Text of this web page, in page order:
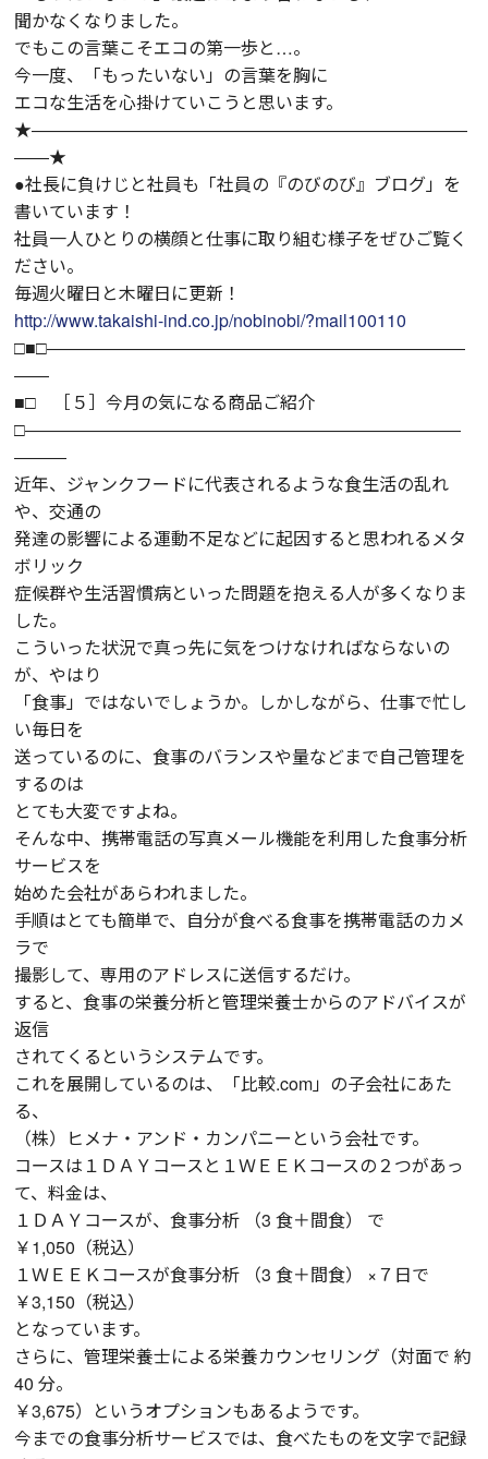
聞かなくなりました。
でもこの言葉こそエコの第一歩と…。
今一度、「もったいない」の言葉を胸に
エコな生活を心掛けていこうと思います。
★―――――――――――――――――――――――――
――★
●社長に負けじと社員も「社員の『のびのび』ブログ」を
書いています！
社員一人ひとりの横顔と仕事に取り組む様子をぜひご覧く
ださい。
毎週火曜日と木曜日に更新！
http://www.takaishi-ind.co.jp/nobinobi/?mail100110
□■□――――――――――――――――――――――――
――
■□ ［５］今月の気になる商品ご紹介
□―――――――――――――――――――――――――
―――
近年、ジャンクフードに代表されるような食生活の乱れ
や、交通の
発達の影響による運動不足などに起因すると思われるメタ
ボリック
症候群や生活習慣病といった問題を抱える人が多くなりま
した。
こういった状況で真っ先に気をつけなければならないの
が、やはり
「食事」ではないでしょうか。しかしながら、仕事で忙し
い毎日を
送っているのに、食事のバランスや量などまで自己管理を
するのは
とても大変ですよね。
そんな中、携帯電話の写真メール機能を利用した食事分析
サービスを
始めた会社があらわれました。
手順はとても簡単で、自分が食べる食事を携帯電話のカメ
ラで
撮影して、専用のアドレスに送信するだけ。
すると、食事の栄養分析と管理栄養士からのアドバイスが
返信
されてくるというシステムです。
これを展開しているのは、「比較.com」の子会社にあた
る、
（株）ヒメナ・アンド・カンパニーという会社です。
コースは１ＤＡＹコースと１ＷＥＥＫコースの２つがあっ
て、料金は、
１ＤＡＹコースが、食事分析 （3 食＋間食） で
￥1,050（税込）
１ＷＥＥＫコースが食事分析 （3 食＋間食） ×７日で
￥3,150（税込）
となっています。
さらに、管理栄養士による栄養カウンセリング（対面で 約
40 分。
￥3,675）というオプションもあるようです。
今までの食事分析サービスでは、食べたものを文字で記録